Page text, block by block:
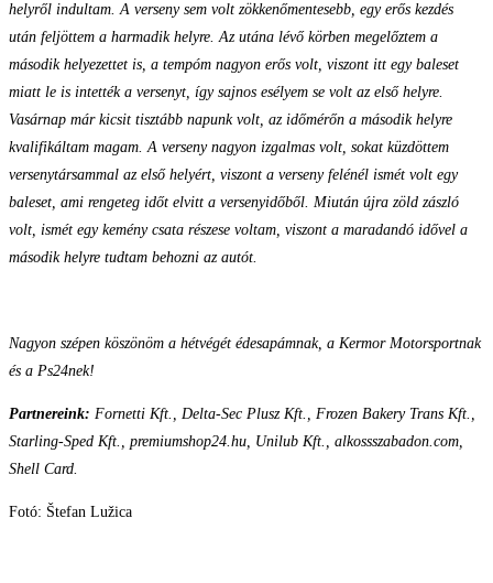
helyről indultam. A verseny sem volt zökkenőmentesebb, egy erős kezdés
után feljöttem a harmadik helyre. Az utána lévő körben megelőztem a
második helyezettet is, a tempóm nagyon erős volt, viszont itt egy baleset
miatt le is intették a versenyt, így sajnos esélyem se volt az első helyre.
Vasárnap már kicsit tisztább napunk volt, az időmérőn a második helyre
kvalifikáltam magam. A verseny nagyon izgalmas volt, sokat küzdöttem
versenytársammal az első helyért, viszont a verseny felénél ismét volt egy
baleset, ami rengeteg időt elvitt a versenyidőből. Miután újra zöld zászló
volt, ismét egy kemény csata részese voltam, viszont a maradandó idővel a
második helyre tudtam behozni az autót.
Nagyon szépen köszönöm a hétvégét édesapámnak, a Kermor Motorsportnak
és a Ps24nek!
Partnereink: Fornetti Kft., Delta-Sec Plusz Kft., Frozen Bakery Trans Kft.,
Starling-Sped Kft., premiumshop24.hu, Unilub Kft., alkossszabadon.com,
Shell Card.
Fotó: Štefan Lužica